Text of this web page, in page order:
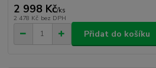
2 998 Kč/ks
2 478 Kč bez DPH
Přidat do košíku